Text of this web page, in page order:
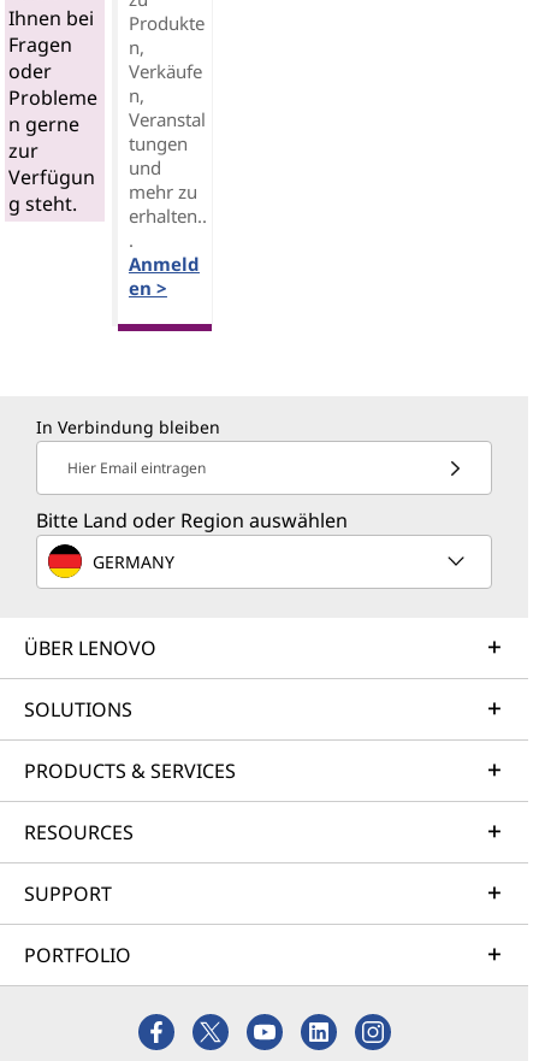
Ihnen bei
Fragen
oder
Probleme
n gerne
zur
Verfügun
g steht.
Produkte
n,
Verkäufe
n,
Veranstal
tungen
und
mehr zu
erhalten..
.
Anmeld
en >
In Verbindung bleiben
Hier Email eintragen
Bitte Land oder Region auswählen
GERMANY
ÜBER LENOVO
SOLUTIONS
PRODUCTS & SERVICES
RESOURCES
SUPPORT
PORTFOLIO